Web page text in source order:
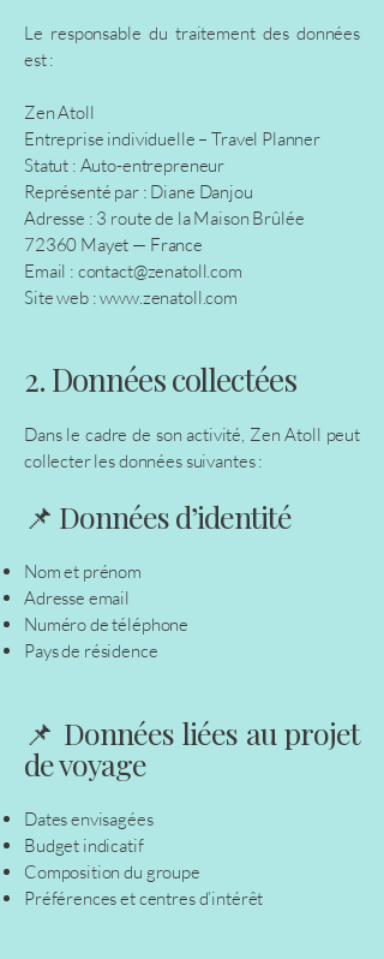
Le responsable du traitement des données
est :
Zen Atoll
Entreprise individuelle – Travel Planner
Statut : Auto-entrepreneur
Représenté par : Diane Danjou
Adresse : 3 route de la Maison Brûlée
72360 Mayet — France
Email : contact@zenatoll.com
Site web :www.zenatoll.com
2. Données collectées
Dans le cadre de son activité, Zen Atoll peut
collecter les données suivantes :
📌 Données d’identité
Nom et prénom
Adresse email
Numéro de téléphone
Pays de résidence
📌 Données liées au projet
de voyage
Dates envisagées
Budget indicatif
Composition du groupe
Préférences et centres d’intérêt